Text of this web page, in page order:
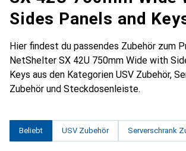
Sides Panels and
Hier findest du passendes Zubehör zum
NetShelter SX 42U 750mm Wide with
Keys aus den Kategorien USV Zubehör,
Zubehör und Steckdosenleiste.
Beliebt USV Zubehör Serverschrank